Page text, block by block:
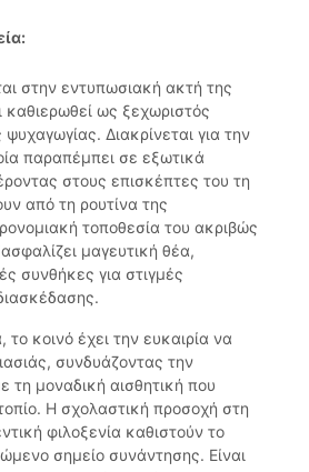
στην εντυπωσιακή ακτή της
ως ξεχωριστός
Διακρίνεται για την
παραπέμπει σε εξωτικά
στους επισκέπτες του τη
από τη ρουτίνα της
τοποθεσία του ακριβώς
μαγευτική θέα,
συνθήκες για στιγμές
κοινό έχει την ευκαιρία να
συνδυάζοντας την
τη μοναδική αισθητική που
Η σχολαστική προσοχή στη
φιλοξενία καθιστούν το
σημείο συνάντησης. Είναι